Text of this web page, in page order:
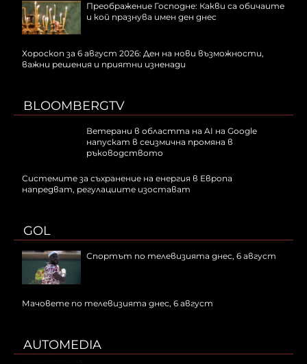
Преображение Господне: Какви са обичаите
и кой празнува имен ден днес
Хороскоп за 6 август 2026: Ден на нови възможности,
важни решения и приятни изненади
BLOOMBERGTV
Ветерани в областта на AI на Google
напускат в сеизмична промяна в
ръководството
Системите за съхранение на енергия в Европа
напредват, регулациите изостават
GOL
Спортът по телевизията днес, 6 август
Мачовете по телевизията днес, 6 август
AUTOMEDIA